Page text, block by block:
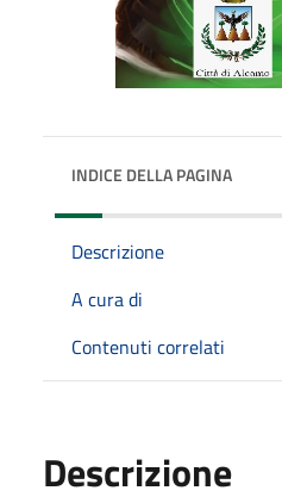
INDICE DELLA PAGINA
Descrizione
A cura di
Contenuti correlati
Descrizione